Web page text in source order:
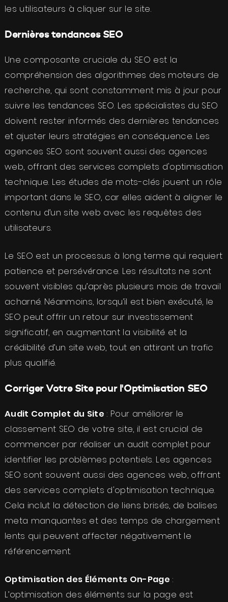
les utilisateurs à cliquer sur le site.
Dernières tendances SEO
Une composante cruciale du SEO est la
compréhension des algorithmes des moteurs de
recherche, qui sont constamment mis à jour pour
suivre les tendances SEO. Les spécialistes du SEO
doivent rester informés des dernières tendances
et ajuster leurs stratégies en conséquence. Les
agences SEO sont souvent aussi des agences
web, offrant des services complets d'optimisation
technique. Les études de mots-clés jouent un rôle
important dans le SEO, car elles aident à aligner le
contenu d’un site web avec les requêtes des
utilisateurs.
Le SEO est un processus à long terme qui requiert
patience et persévérance. Les résultats ne sont
souvent visibles qu’après plusieurs mois de travail
acharné. Néanmoins, lorsqu’il est bien exécuté, le
SEO peut offrir un retour sur investissement
significatif, en augmentant la visibilité et la
crédibilité d’un site web, tout en attirant un trafic
plus qualifié.
Corriger Votre Site pour l'Optimisation SEO
Audit Complet du Site : Pour améliorer le
classement SEO de votre site, il est crucial de
commencer par réaliser un audit complet pour
identifier les problèmes potentiels. Les agences
SEO sont souvent aussi des agences web, offrant
des services complets d'optimisation technique.
Cela inclut la détection de liens brisés, de balises
meta manquantes et des temps de chargement
lents qui peuvent affecter négativement le
référencement.
Optimisation des Éléments On-Page :
L’optimisation des éléments sur la page est